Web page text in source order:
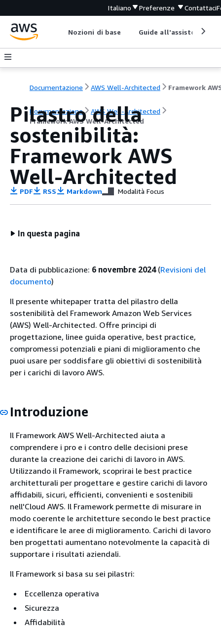
Italiano Preferenze Contattaci
Nozioni di base Guide all'assistenza
Documentazione AWS Well-Architected
Documentazione
AWS Well-Architected
Framework AWS Well-Architected
Pilastro della
sostenibilità:
Framework AWS
Well-Architected
PDF RSS Markdown Modalità Focus
In questa pagina
Data di pubblicazione: 6 novembre 2024(Revisioni del
documento)
Il presente whitepaper tratta del pilastro della
sostenibilità del Framework Amazon Web Services
(AWS) Well-Architected. Offre principi di
progettazione, linee guida operative, best practice,
compromessi potenziali e piani di miglioramento che
puoi usare per soddisfare gli obiettivi di sostenibilità
per i carichi di lavoro AWS.
Introduzione
Il Framework AWS Well-Architected aiuta a
comprendere i pro e i contro delle decisioni prese
durante la creazione dei carichi di lavoro in AWS.
Utilizzando il Framework, scoprirai le best practice
architetturali per progettare e gestire carichi di lavoro
affidabili, sicuri, efficienti, convenienti e sostenibili
nell'Cloud AWS. Il Framework permette di misurare in
modo coerente le architetture secondo le best practice
e identificare le aree di miglioramento. Carichi di lavoro
ben progettati aumentano notevolmente la capacità di
supportare i risultati aziendali.
Il Framework si basa su sei pilastri:
Eccellenza operativa
Sicurezza
Affidabilità